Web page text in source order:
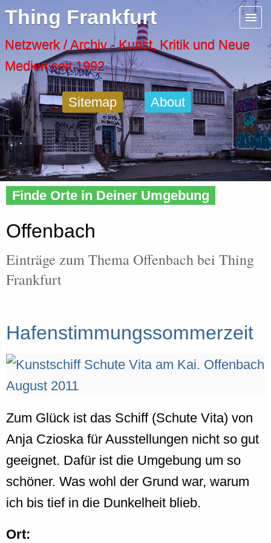
Thing Frankfurt
Netzwerk / Archiv - Kunst, Kritik und Neue
Medien seit 1992
Sitemap About
Home »Tags» Offenbach
Finde Orte in Deiner Umgebung
Offenbach
Einträge zum Thema Offenbach bei Thing
Frankfurt
Hafenstimmungssommerzeit
Zum Glück ist das Schiff (Schute Vita) von
Anja Czioska für Ausstellungen nicht so gut
geeignet. Dafür ist die Umgebung um so
schöner. Was wohl der Grund war, warum
ich bis tief in die Dunkelheit blieb.
Ort:
Menu
Artspaces
Cool Places
Frankfurt Diary
Activity
Recent Posts